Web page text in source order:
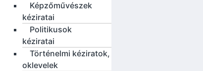
Képzőművészek
kéziratai
Politikusok
kéziratai
Történelmi kéziratok,
oklevelek